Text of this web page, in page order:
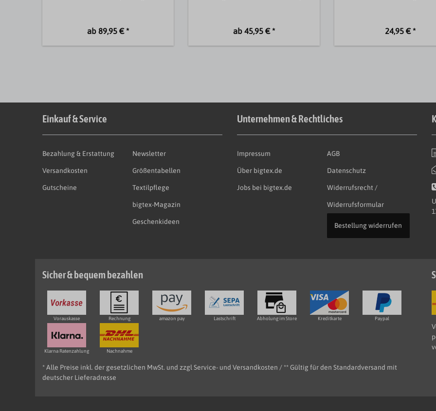
ab 89,95 € * ab 45,95 € * 24,95 € *
Einkauf & Service
Bezahlung & Erstattung
Versandkosten
Gutscheine
Newsletter
Größentabellen
Textilpflege
bigtex-Magazin
Geschenkideen
Unternehmen & Rechtliches
Impressum
Über bigtex.de
Jobs bei bigtex.de
AGB
Datenschutz
Widerrufsrecht /
Widerrufsformular
Bestellung widerrufen
Sicher & bequem bezahlen
Vorauskasse Rechnung amazon pay Lastschrift Abholung im Store Kreditkarte Paypal
Klarna Ratenzahlung Nachnahme
* Alle Preise inkl. der gesetzlichen MwSt. und zzgl Service- und Versandkosten / ** Gültig für den Standardversand mit
deutscher Lieferadresse